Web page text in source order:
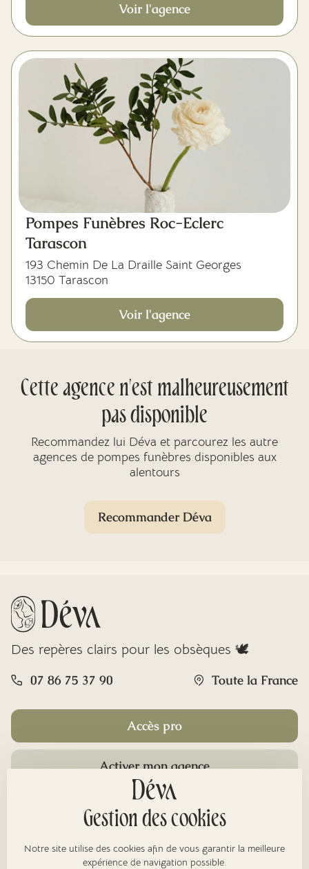
Voir l'agence
Pompes Funèbres Roc-Eclerc
Tarascon
193 Chemin De La Draille Saint Georges
13150 Tarascon
Voir l'agence
Cette agence n'est malheureusement
pas disponible
Recommandez lui Déva et parcourez les autre
agences de pompes funèbres disponibles aux
alentours
Recommander Déva
Des repères clairs pour les obsèques 🕊️
07 86 75 37 90 Toute la France
Accès pro
Activer mon agence
Gestion des cookies
Notre site utilise des cookies afin de vous garantir la meilleure
expérience de navigation possible.